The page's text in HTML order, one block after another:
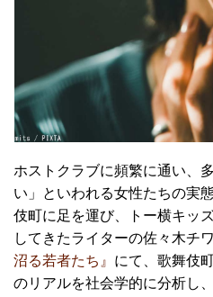
ホストクラブに頻繁に通い、
い」といわれる女性たちの実
伎町に足を運び、トー横キッ
してきたライターの佐々木チ
沼る若者たち』 にて、歌舞伎
のリアルを社会学的に分析し